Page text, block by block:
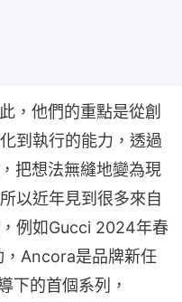
，他們的重點是從創
到執行的能力，透過
把想法無縫地變為現
以近年見到很多來自
例如Gucci 2024年春
Ancora是品牌新任
下的首個系列，